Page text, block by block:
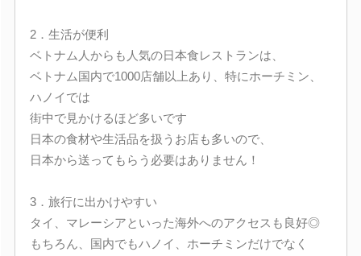
2．生活が便利
ベトナム人からも人気の日本食レストランは、
ベトナム国内で1000店舗以上あり、特にホーチミン、
ハノイでは
街中で見かけるほど多いです
日本の食材や生活品を扱うお店も多いので、
日本から送ってもらう必要はありません！
3．旅行に出かけやすい
タイ、マレーシアといった海外へのアクセスも良好◎
もちろん、国内でもハノイ、ホーチミンだけでなく